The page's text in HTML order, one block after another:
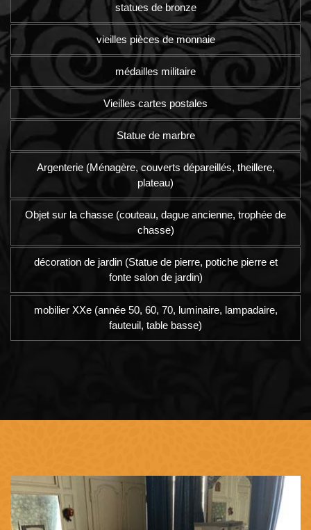
statues de bronze
vieilles pièces de monnaie
médailles militaire
Vieilles cartes postales
Statue de marbre
Argenterie (Ménagère, couverts dépareillés, theillere,
plateau)
Objet sur la chasse (couteau, dague ancienne, trophée de
chasse)
décoration de jardin (Statue de pierre, potiche pierre et
fonte salon de jardin)
mobilier XXe (année 50, 60, 70, luminaire, lampadaire,
fauteuil, table basse)